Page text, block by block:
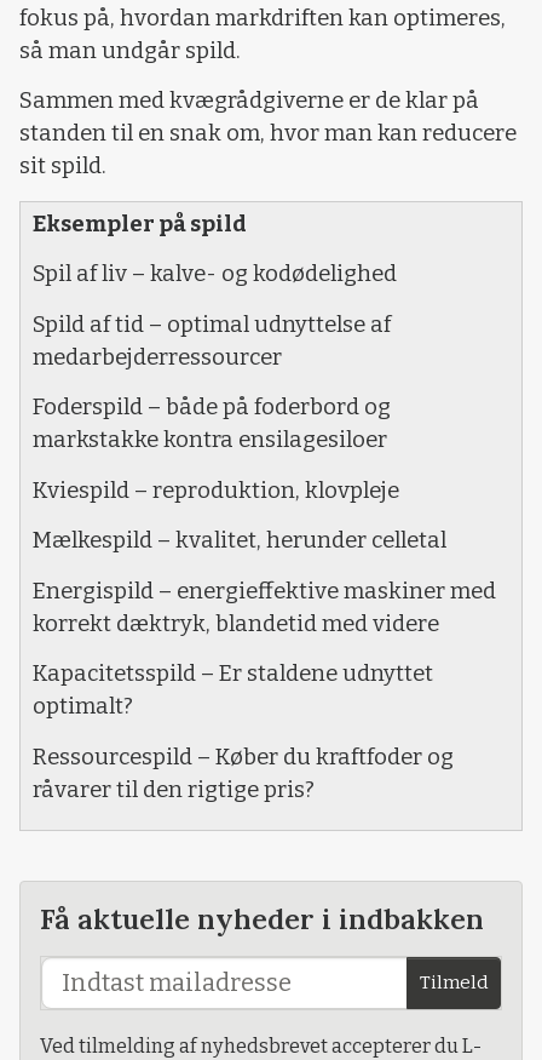
fokus på, hvordan markdriften kan optimeres,
så man undgår spild.
Sammen med kvægrådgiverne er de klar på
standen til en snak om, hvor man kan reducere
sit spild.
Eksempler på spild
Spil af liv – kalve- og kodødelighed
Spild af tid – optimal udnyttelse af
medarbejderressourcer
Foderspild – både på foderbord og
markstakke kontra ensilagesiloer
Kviespild – reproduktion, klovpleje
Mælkespild – kvalitet, herunder celletal
Energispild – energieffektive maskiner med
korrekt dæktryk, blandetid med videre
Kapacitetsspild – Er staldene udnyttet
optimalt?
Ressourcespild – Køber du kraftfoder og
råvarer til den rigtige pris?
Få aktuelle nyheder i indbakken
Tilmeld
Ved tilmelding af nyhedsbrevet accepterer du L-